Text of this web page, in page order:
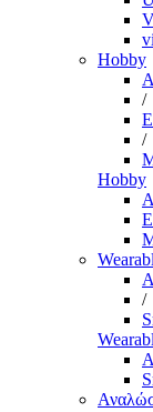
Hobby
/
/
Hobby
/